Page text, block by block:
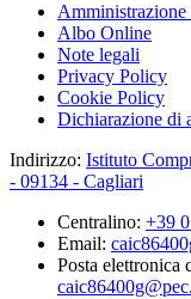
Amministrazione
Albo Online
Note legali
Privacy Policy
Cookie Policy
Dichiarazione di
Indirizzo: Istituto
- 09134 - Cagliari
Centralino: +39
Email:
Posta elettronica